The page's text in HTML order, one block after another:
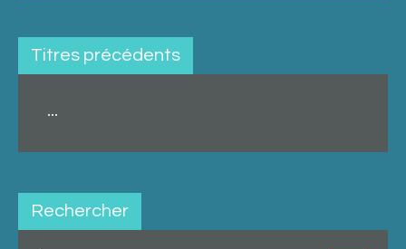
Titres précédents
...
Rechercher